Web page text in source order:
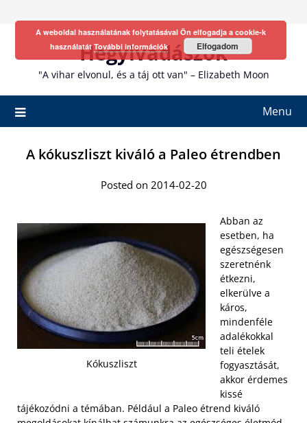
Hegyivadászok
"A vihar elvonul, és a táj ott van" – Elizabeth Moon
Menu
A kókuszliszt kiváló a Paleo étrendben
Posted on 2014-02-20
Kókuszliszt
Abban az
esetben, ha
egészségesen
szeretnénk
étkezni,
elkerülve a
káros,
mindenféle
adalékokkal
teli ételek
fogyasztását,
akkor érdemes
kissé
tájékozódni a témában. Például a Paleo étrend kiváló
A weboldal használatának folytatásával Ön elfogadja a cookie-k
használatátTovábbi információk Elfogadom